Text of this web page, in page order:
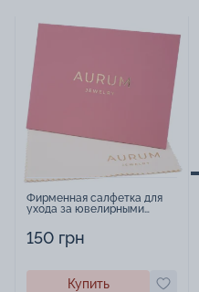
Фирменная салфетка для
ухода за ювелирными
150 грн
Купить